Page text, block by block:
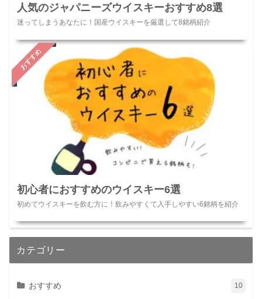
人気のジャパニーズウイスキーおすすめ8選
迷ってしまうあなたに！国産ウイスキーを厳選して8銘柄紹介
おすすめ
初心者におすすめのウイスキー6選
初めてウイスキーを飲む方に！飲みやすくて入手しやすい6銘柄を紹介
カテゴリー
おすすめ 10